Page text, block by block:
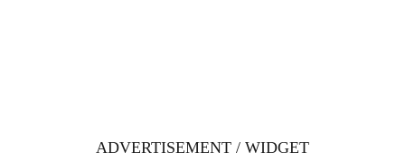
ADVERTISEMENT / WIDGET